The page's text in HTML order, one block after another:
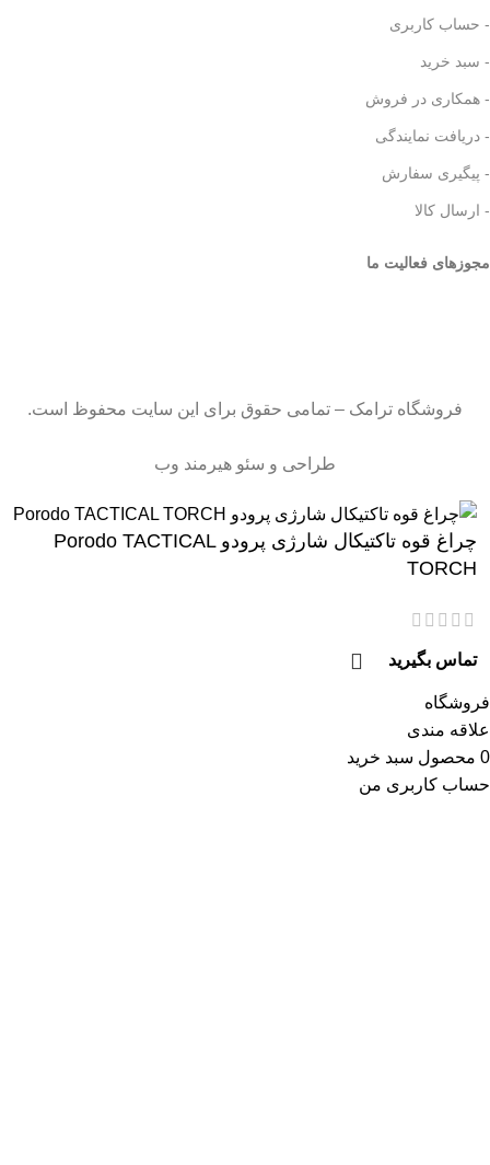
- حساب کاربری
- سبد خرید
- همکاری در فروش
- دریافت نمایندگی
- پیگیری سفارش
- ارسال کالا
مجوزهای فعالیت ما
فروشگاه ترامک – تمامی حقوق برای این سایت محفوظ است.
طراحی و سئو هیرمند وب
چراغ قوه تاکتیکال شارژی پرودو Porodo TACTICAL
TORCH
تماس بگیرید
فروشگاه
علاقه مندی
0 محصول سبد خرید
حساب کاربری من